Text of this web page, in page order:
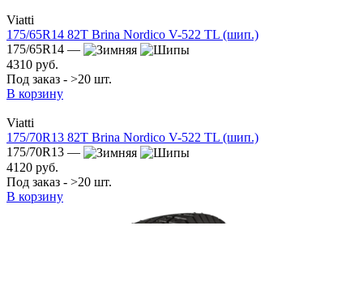
Viatti
175/65R14 82T Brina Nordico V-522 TL (шип.)
175/65R14 —
4310 руб.
Под заказ - >20 шт.
В корзину
Viatti
175/70R13 82T Brina Nordico V-522 TL (шип.)
175/70R13 —
4120 руб.
Под заказ - >20 шт.
В корзину